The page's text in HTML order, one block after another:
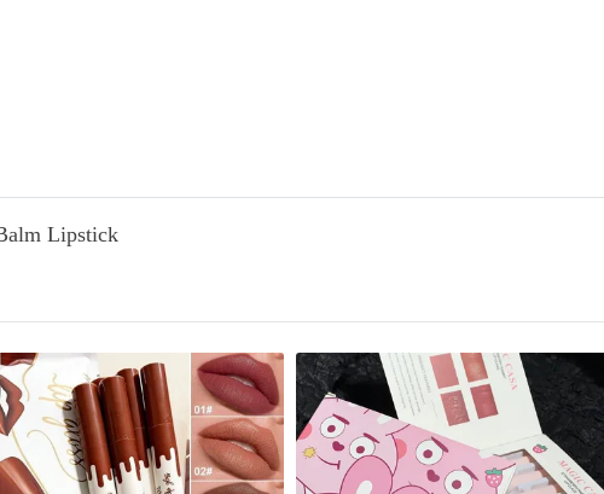
Lipstick